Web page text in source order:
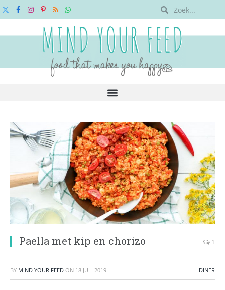
X
FacebookInstagram
Pinterest
RSSWhatsApp
Paella met kip en chorizo 1
BY MIND YOUR FEED ON 18 JULI 2019 DINER